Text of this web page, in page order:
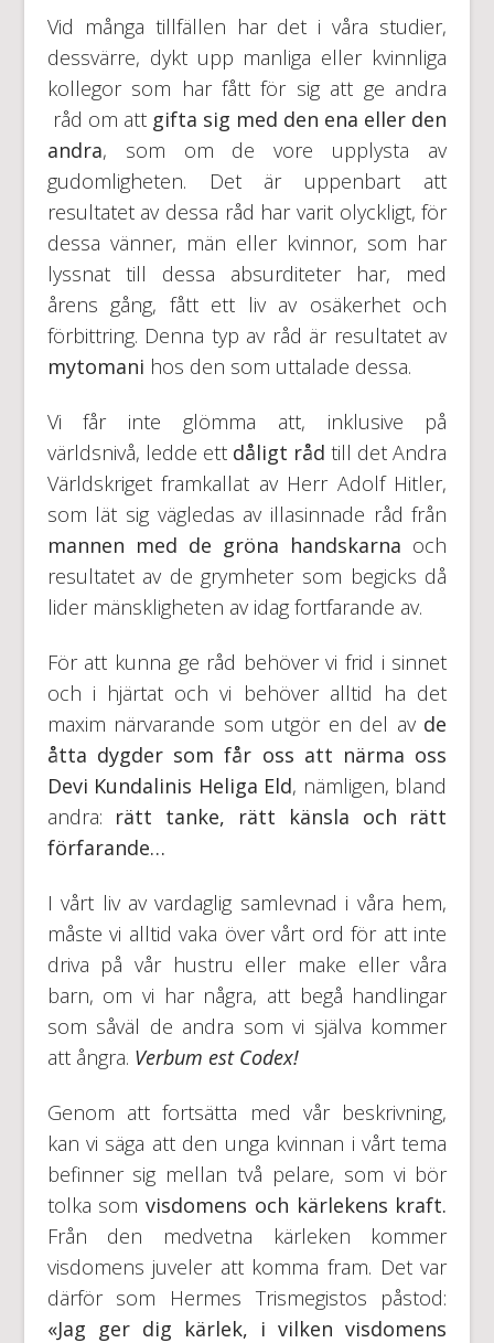
Vid många tillfällen har det i våra studier,
dessvärre, dykt upp manliga eller kvinnliga
kollegor som har fått för sig att ge andra
råd om att gifta sig med den ena eller den
andra, som om de vore upplysta av
gudomligheten. Det är uppenbart att
resultatet av dessa råd har varit olyckligt, för
dessa vänner, män eller kvinnor, som har
lyssnat till dessa absurditeter har, med
årens gång, fått ett liv av osäkerhet och
förbittring. Denna typ av råd är resultatet av
mytomani hos den som uttalade dessa.
Vi får inte glömma att, inklusive på
världsnivå, ledde ett dåligt råd till det Andra
Världskriget framkallat av Herr Adolf Hitler,
som lät sig vägledas av illasinnade råd från
mannen med de gröna handskarna och
resultatet av de grymheter som begicks då
lider mänskligheten av idag fortfarande av.
För att kunna ge råd behöver vi frid i sinnet
och i hjärtat och vi behöver alltid ha det
maxim närvarande som utgör en del av de
åtta dygder som får oss att närma oss
Devi Kundalinis Heliga Eld, nämligen, bland
andra: rätt tanke, rätt känsla och rätt
förfarande…
I vårt liv av vardaglig samlevnad i våra hem,
måste vi alltid vaka över vårt ord för att inte
driva på vår hustru eller make eller våra
barn, om vi har några, att begå handlingar
som såväl de andra som vi själva kommer
att ångra. Verbum est Codex!
Genom att fortsätta med vår beskrivning,
kan vi säga att den unga kvinnan i vårt tema
befinner sig mellan två pelare, som vi bör
tolka somvisdomens och kärlekens kraft.
Från den medvetna kärleken kommer
visdomens juveler att komma fram. Det var
därför som Hermes Trismegistos påstod:
«Jag ger dig kärlek, i vilken visdomens